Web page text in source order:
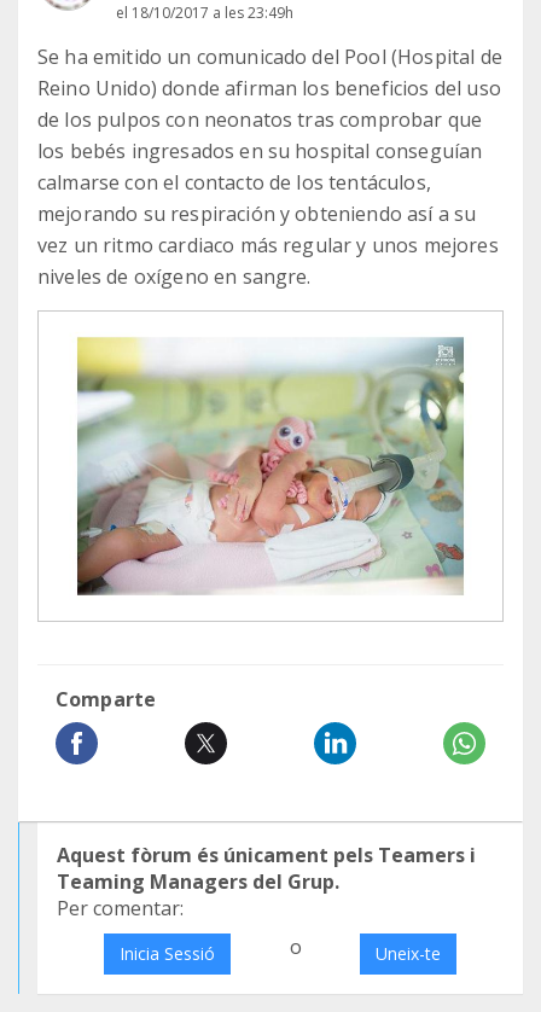
el 18/10/2017 a les 23:49h
Se ha emitido un comunicado del Pool (Hospital de
Reino Unido) donde afirman los beneficios del uso
de los pulpos con neonatos tras comprobar que
los bebés ingresados en su hospital conseguían
calmarse con el contacto de los tentáculos,
mejorando su respiración y obteniendo así a su
vez un ritmo cardiaco más regular y unos mejores
niveles de oxígeno en sangre.
Comparte
Aquest fòrum és únicament pels Teamers i
Teaming Managers del Grup.
Per comentar:
Inicia Sessió o Uneix-te